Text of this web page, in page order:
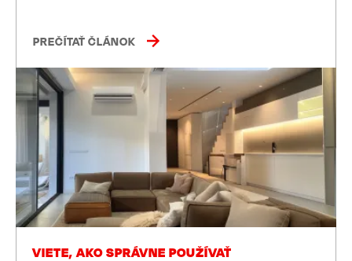
PREČÍTAŤ ČLÁNOK
VIETE, AKO SPRÁVNE POUŽÍVAŤ